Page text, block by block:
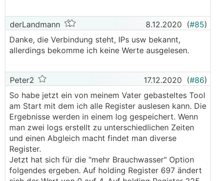
derLandmann 8.12.2020 (#85)
Danke, die Verbindung steht, IPs usw bekannt,
allerdings bekomme ich keine Werte ausgelesen.
Peter2 17.12.2020 (#86)
So habe jetzt ein von meinem Vater gebasteltes Tool
am Start mit dem ich alle Register auslesen kann. Die
Ergebnisse werden in einem log gespeichert. Wenn
man zwei logs erstellt zu unterschiedlichen Zeiten
und einen Abgleich macht findet man diverse
Register.
Jetzt hat sich für die "mehr Brauchwasser" Option
folgendes ergeben. Auf holding Register 697 ändert